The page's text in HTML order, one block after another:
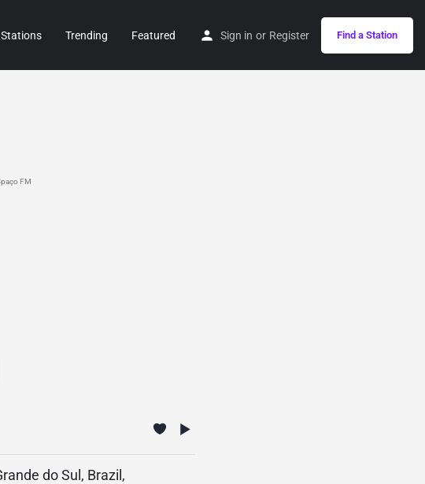
Stations Trending Featured Sign in or Register Find a Station
FM
do Sul, Brazil,